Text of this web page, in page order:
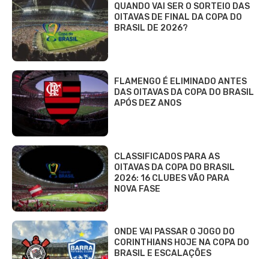
QUANDO VAI SER O SORTEIO DAS
OITAVAS DE FINAL DA COPA DO
BRASIL DE 2026?
FLAMENGO É ELIMINADO ANTES
DAS OITAVAS DA COPA DO BRASIL
APÓS DEZ ANOS
CLASSIFICADOS PARA AS
OITAVAS DA COPA DO BRASIL
2026: 16 CLUBES VÃO PARA
NOVA FASE
ONDE VAI PASSAR O JOGO DO
CORINTHIANS HOJE NA COPA DO
BRASIL E ESCALAÇÕES